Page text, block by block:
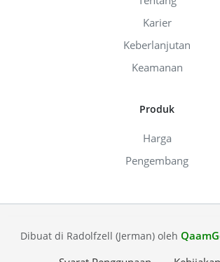
Karier
Keberlanjutan
Keamanan
Produk
Harga
Pengembang
Dibuat di Radolfzell (Jerman) oleh